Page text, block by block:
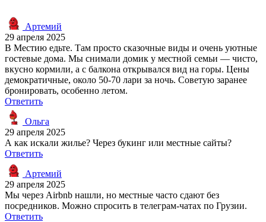
Артемий
29 апреля 2025
В Местию едьте. Там просто сказочные виды и очень уютные
гостевые дома. Мы снимали домик у местной семьи — чисто,
вкусно кормили, а с балкона открывался вид на горы. Цены
демократичные, около 50-70 лари за ночь. Советую заранее
бронировать, особенно летом.
Ответить
Ольга
29 апреля 2025
А как искали жилье? Через букинг или местные сайты?
Ответить
Артемий
29 апреля 2025
Мы через Airbnb нашли, но местные часто сдают без
посредников. Можно спросить в телеграм-чатах по Грузии.
Ответить